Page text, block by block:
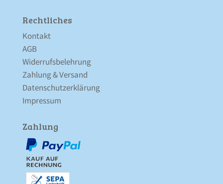
Rechtliches
Kontakt
AGB
Widerrufsbelehrung
Zahlung & Versand
Datenschutz­erklärung
Impressum
Zahlung